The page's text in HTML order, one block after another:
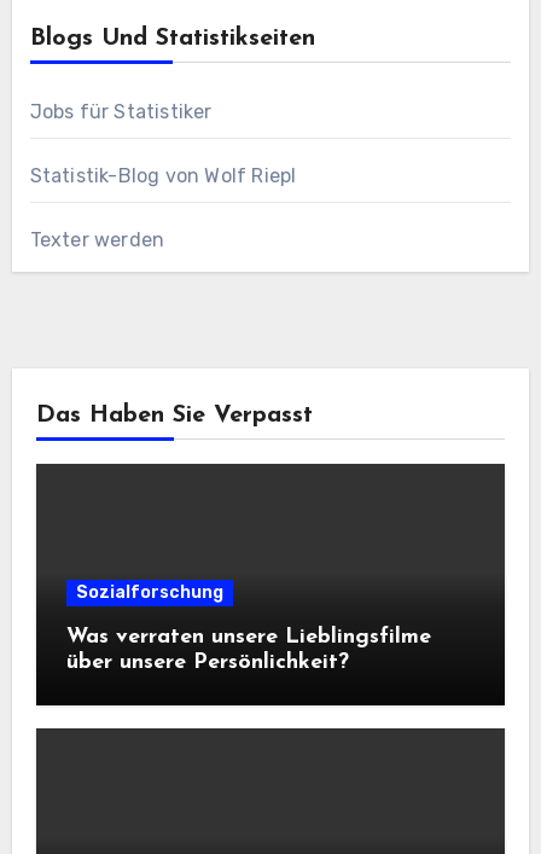
Blogs Und Statistikseiten
Jobs für Statistiker
Statistik-Blog von Wolf Riepl
Texter werden
Das Haben Sie Verpasst
Sozialforschung
Was verraten unsere Lieblingsfilme
über unsere Persönlichkeit?